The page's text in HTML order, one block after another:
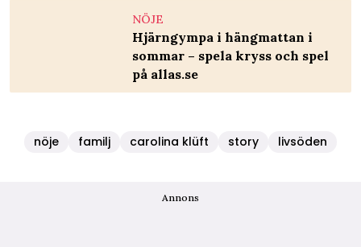
NÖJE
Hjärngympa i hängmattan i
sommar – spela kryss och spel
på allas.se
nöje familj carolina klüft story livsöden
Annons